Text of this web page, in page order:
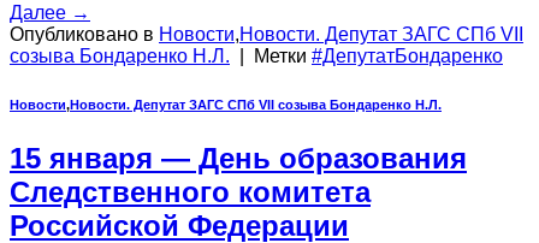
Далее →
Опубликовано в Новости,Новости. Депутат ЗАГС СПб VII
созыва Бондаренко Н.Л.
Метки #ДепутатБондаренко
Новости,Новости. Депутат ЗАГС СПб VII созыва Бондаренко Н.Л.
15 января — День образования
Следственного комитета
Российской Федерации